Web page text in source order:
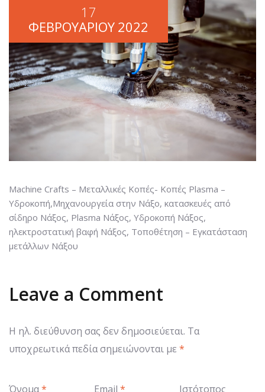
17
ΦΕΒΡΟΥΑΡΊΟΥ 2022
Machine Crafts – Μεταλλικές Κοπές- Κοπές Plasma –
Υδροκοπή,Μηχανουργεία στην Νάξο, κατασκευές από
σίδηρο Νάξος, Plasma Νάξος, Υδροκοπή Νάξος,
ηλεκτροστατική βαφή Νάξος, Τοποθέτηση – Εγκατάσταση
μετάλλων Νάξου
Leave a Comment
Η ηλ. διεύθυνση σας δεν δημοσιεύεται. Τα
υποχρεωτικά πεδία σημειώνονται με *
Όνομα* Email* Ιστότοπος